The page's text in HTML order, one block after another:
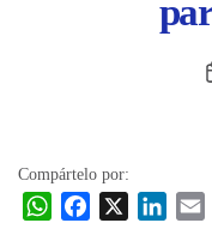
Compártelo por:
W